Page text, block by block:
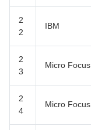
2
2
IBM
2
3
Micro Focus
2
4
Micro Focus